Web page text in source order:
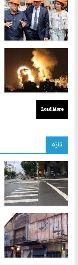
Load More
تازه